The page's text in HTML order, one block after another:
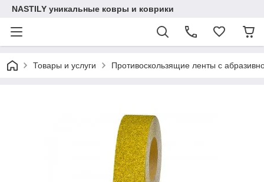
NASTILY уникальные ковры и коврики
Товары и услуги Противоскользящие ленты с